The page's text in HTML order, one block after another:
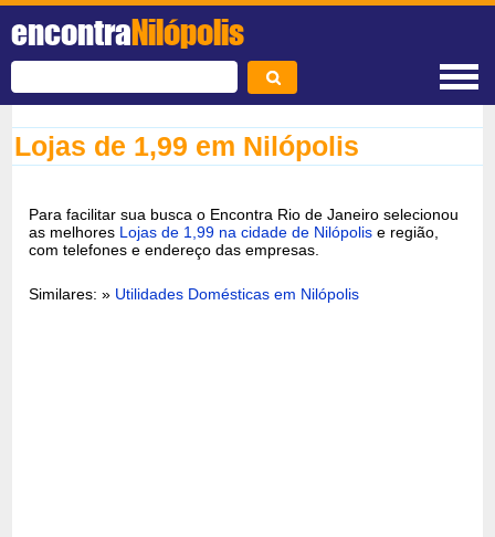
encontraNilópolis
Lojas de 1,99 em Nilópolis
Para facilitar sua busca o Encontra Rio de Janeiro selecionou
as melhores Lojas de 1,99 na cidade de Nilópolis e região,
com telefones e endereço das empresas.
Similares: » Utilidades Domésticas em Nilópolis